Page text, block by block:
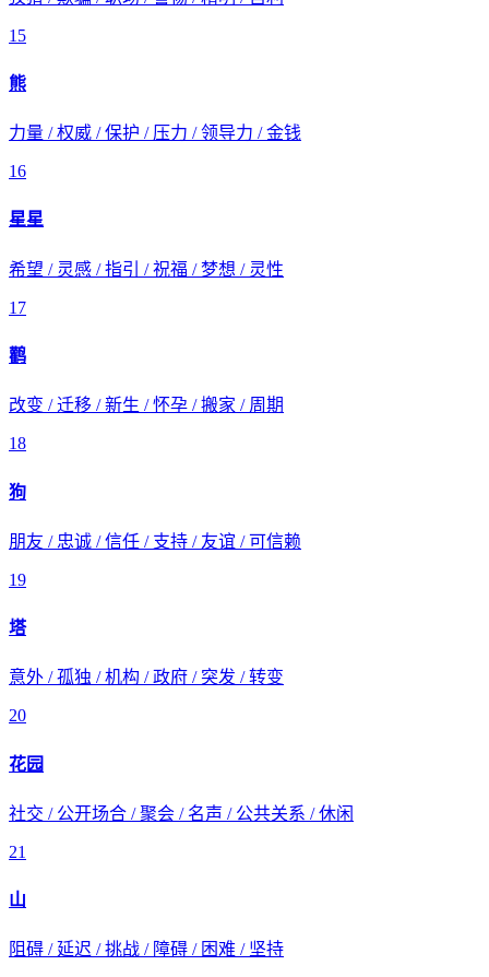
15
熊
力量 / 权威 / 保护 / 压力 / 领导力 / 金钱
16
星星
希望 / 灵感 / 指引 / 祝福 / 梦想 / 灵性
17
鹳
改变 / 迁移 / 新生 / 怀孕 / 搬家 / 周期
18
狗
朋友 / 忠诚 / 信任 / 支持 / 友谊 / 可信赖
19
塔
意外 / 孤独 / 机构 / 政府 / 突发 / 转变
20
花园
社交 / 公开场合 / 聚会 / 名声 / 公共关系 / 休闲
21
山
阻碍 / 延迟 / 挑战 / 障碍 / 困难 / 坚持